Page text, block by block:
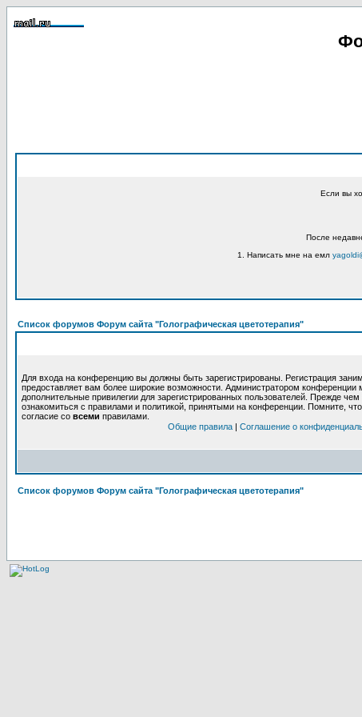
Если вы
После
1. Написать мне на емл
Список форумов Форум сайта "Голографическая цветотерапия"
Для входа на конференцию вы должны быть зарегистрированы. Регистрация
предоставляет вам более широкие возможности. Администратором конференции
дополнительные привилегии для зарегистрированных пользователей. Прежде
ознакомиться с правилами и политикой, принятыми на конференции. Помните,
согласие со всеми правилами.
Общие правила | Соглашение о
Список форумов Форум сайта "Голографическая цветотерапия"